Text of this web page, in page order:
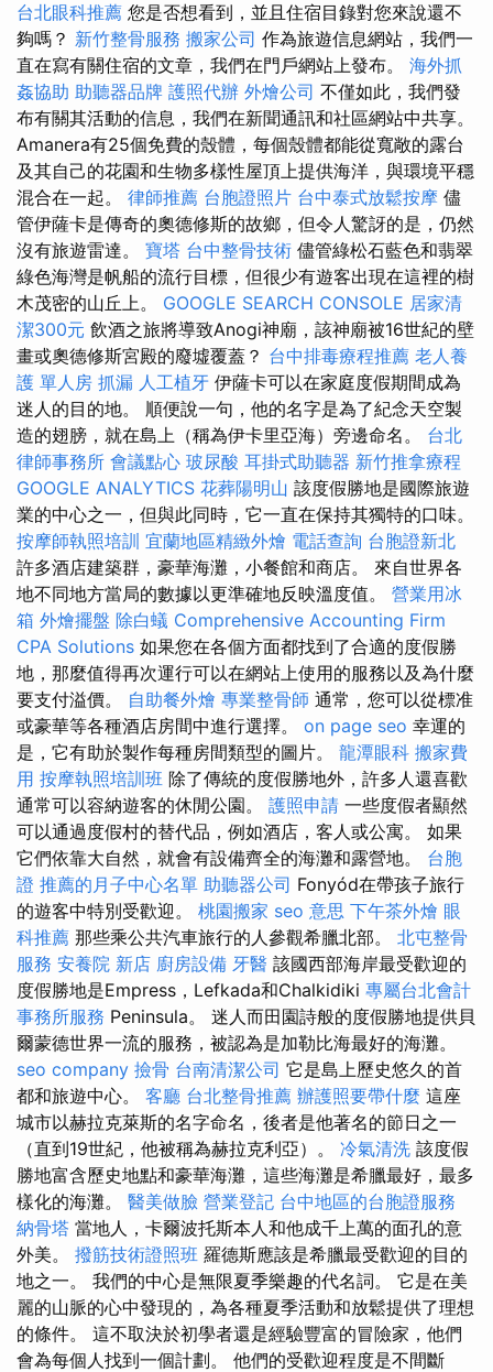
台北眼科推薦 您是否想看到，並且住宿目錄對您來說還不
夠嗎？ 新竹整骨服務 搬家公司 作為旅遊信息網站，我們一
直在寫有關住宿的文章，我們在門戶網站上發布。 海外抓
姦協助 助聽器品牌 護照代辦 外燴公司 不僅如此，我們發
布有關其活動的信息，我們在新聞通訊和社區網站中共享。
Amanera有25個免費的殼體，每個殼體都能從寬敞的露台
及其自己的花園和生物多樣性屋頂上提供海洋，與環境平穩
混合在一起。 律師推薦 台胞證照片 台中泰式放鬆按摩 儘
管伊薩卡是傳奇的奧德修斯的故鄉，但令人驚訝的是，仍然
沒有旅遊雷達。 寶塔 台中整骨技術 儘管綠松石藍色和翡翠
綠色海灣是帆船的流行目標，但很少有遊客出現在這裡的樹
木茂密的山丘上。 GOOGLE SEARCH CONSOLE 居家清
潔300元 飲酒之旅將導致Anogi神廟，該神廟被16世紀的壁
畫或奧德修斯宮殿的廢墟覆蓋？ 台中排毒療程推薦 老人養
護 單人房 抓漏 人工植牙 伊薩卡可以在家庭度假期間成為
迷人的目的地。 順便說一句，他的名字是為了紀念天空製
造的翅膀，就在島上（稱為伊卡里亞海）旁邊命名。 台北
律師事務所 會議點心 玻尿酸 耳掛式助聽器 新竹推拿療程
GOOGLE ANALYTICS 花葬陽明山 該度假勝地是國際旅遊
業的中心之一，但與此同時，它一直在保持其獨特的口味。
按摩師執照培訓 宜蘭地區精緻外燴 電話查詢 台胞證新北
許多酒店建築群，豪華海灘，小餐館和商店。 來自世界各
地不同地方當局的數據以更準確地反映溫度值。 營業用冰
箱 外燴擺盤 除白蟻 Comprehensive Accounting Firm
CPA Solutions 如果您在各個方面都找到了合適的度假勝
地，那麼值得再次運行可以在網站上使用的服務以及為什麼
要支付溢價。 自助餐外燴 專業整骨師 通常，您可以從標准
或豪華等各種酒店房間中進行選擇。 on page seo 幸運的
是，它有助於製作每種房間類型的圖片。 龍潭眼科 搬家費
用 按摩執照培訓班 除了傳統的度假勝地外，許多人還喜歡
通常可以容納遊客的休閒公園。 護照申請 一些度假者顯然
可以通過度假村的替代品，例如酒店，客人或公寓。 如果
它們依靠大自然，就會有設備齊全的海灘和露營地。 台胞
證 推薦的月子中心名單 助聽器公司 Fonyód在帶孩子旅行
的遊客中特別受歡迎。 桃園搬家 seo 意思 下午茶外燴 眼
科推薦 那些乘公共汽車旅行的人參觀希臘北部。 北屯整骨
服務 安養院 新店 廚房設備 牙醫 該國西部海岸最受歡迎的
度假勝地是Empress，Lefkada和Chalkidiki 專屬台北會計
事務所服務 Peninsula。 迷人而田園詩般的度假勝地提供貝
爾蒙德世界一流的服務，被認為是加勒比海最好的海灘。
seo company 撿骨 台南清潔公司 它是島上歷史悠久的首
都和旅遊中心。 客廳 台北整骨推薦 辦護照要帶什麼 這座
城市以赫拉克萊斯的名字命名，後者是他著名的節日之一
（直到19世紀，他被稱為赫拉克利亞）。 冷氣清洗 該度假
勝地富含歷史地點和豪華海灘，這些海灘是希臘最好，最多
樣化的海灘。 醫美做臉 營業登記 台中地區的台胞證服務
納骨塔 當地人，卡爾波托斯本人和他成千上萬的面孔的意
外美。 撥筋技術證照班 羅德斯應該是希臘最受歡迎的目的
地之一。 我們的中心是無限夏季樂趣的代名詞。 它是在美
麗的山脈的心中發現的，為各種夏季活動和放鬆提供了理想
的條件。 這不取決於初學者還是經驗豐富的冒險家，他們
會為每個人找到一個計劃。 他們的受歡迎程度是不間斷